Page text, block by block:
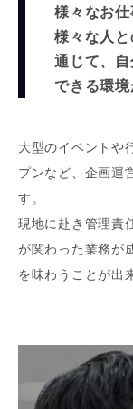
様々なお仕
様々な人
通じて、
できる環境
大型のイベントや
プンなど、企画運
す。
現地に赴き管理責
が関わった業務が
を味わうことが出